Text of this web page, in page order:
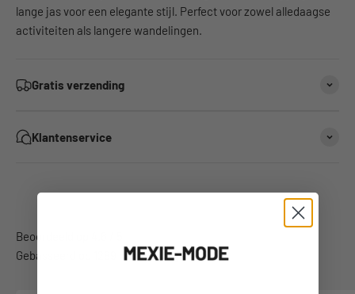
lange jas voor een elegante stijl. Perfect voor zowel alledaagse
activiteiten als langere wandelingen.
Gratis verzending
Klantenservice
Gebasseerd op 1289 beoordelingen.